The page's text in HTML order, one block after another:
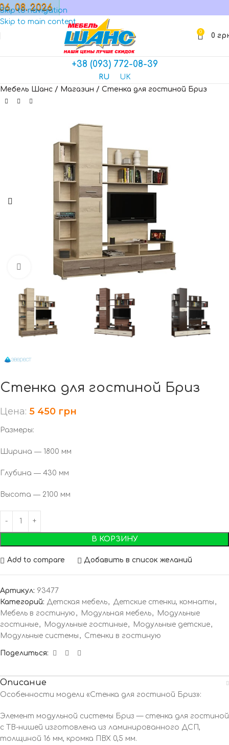
Skip to navigation
Skip to main content
МАГАЗИН
0 0
+38 (093) 772-08-39
RU
UK
Мебель Шанс / Магазин / Стенка для гостиной Бриз
Нажмите, чтобы увеличить
Стенка для гостиной Бриз
Цена: 5 450 грн
Размеры:
Ширина ― 1800 мм
Глубина ― 430 мм
Высота ― 2100 мм
В КОРЗИНУ
Add to compare Добавить в список желаний
Артикул: 93477
Категорий: Детская мебель, Детские стенки, комнаты ,
Мебель в гостиную , Модульная мебель,
Модульные
гостиные, Модульные гостиные, Модульные детские,
Модульные системы , Стенки в гостиную
Поделиться:
Описание
Особенности модели «Стенка для гостиной Бриз»:
Элемент модульной системы Бриз — стенка для гостиной
с ТВ-нишей изготовлена из ламинированного ДСП,
толщиной 16 мм, кромка ПВХ 0,5 мм.
08. 2026